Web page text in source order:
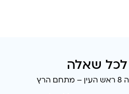
לכל שאלה